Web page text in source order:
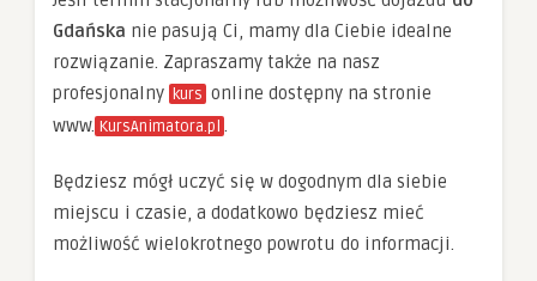
Gdańska nie pasują Ci, mamy dla Ciebie idealne
rozwiązanie. Zapraszamy także na nasz
profesjonalny kurs online dostępny na stronie
www. KursAnimatora.pl .
Będziesz mógł uczyć się w dogodnym dla siebie
miejscu i czasie, a dodatkowo będziesz mieć
możliwość wielokrotnego powrotu do informacji.